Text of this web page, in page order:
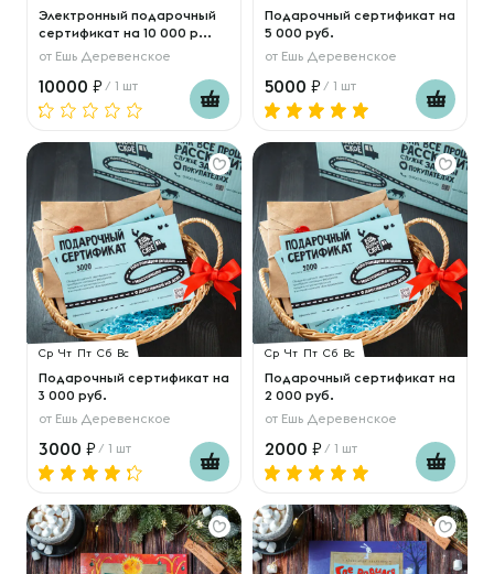
Электронный подарочный
сертификат на 10 000 р...
от Ешь Деревенское
10000 / 1 шт
Подарочный сертификат на
5 000 руб.
от Ешь Деревенское
5000 / 1 шт
Ср Чт Пт Сб Вс
Подарочный сертификат на
3 000 руб.
от Ешь Деревенское
3000 / 1 шт
Ср Чт Пт Сб Вс
Подарочный сертификат на
2 000 руб.
от Ешь Деревенское
2000 / 1 шт